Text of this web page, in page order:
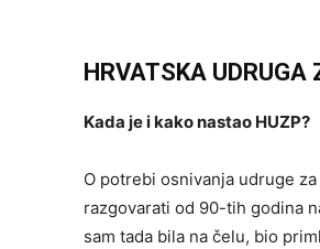
HRVATSKA
Kada je i kako nastao HUZP?
O potrebi osnivanja udruge
razgovarati od 90-tih godina
sam tada bila na čelu, bio